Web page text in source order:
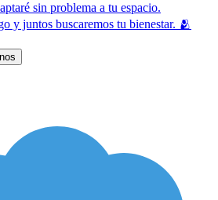
sin problema a tu espacio.
y juntos buscaremos tu bienestar. 🫂